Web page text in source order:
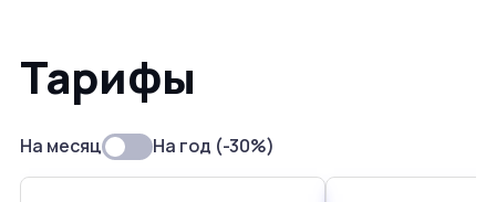
Тарифы
На месяц На год (-30%)